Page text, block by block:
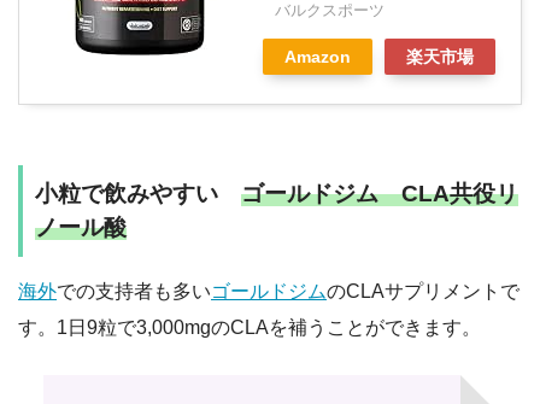
バルクスポーツ
Amazon 楽天市場
小粒で飲みやすい ゴールドジム CLA共役リ
ノール酸
海外での支持者も多いゴールドジムのCLAサプリメントで
す。1日9粒で3,000mgのCLAを補うことができます。